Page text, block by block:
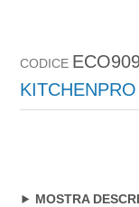
CODICE
MOSTRA